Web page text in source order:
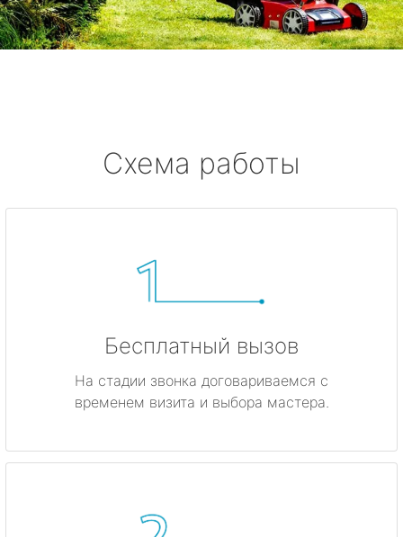
Схема работы
Бесплатный вызов
На стадии звонка договариваемся с
временем визита и выбора мастера.